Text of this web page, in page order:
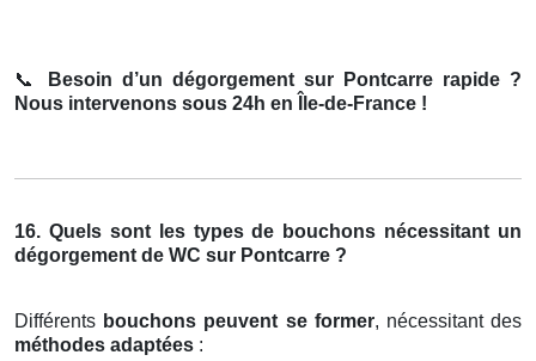
📞
Besoin d’un dégorgement sur Pontcarre rapide ?
Nous intervenons sous 24h en Île-de-France !
16. Quels sont les types de bouchons nécessitant un
dégorgement de WC sur Pontcarre ?
Différents bouchons peuvent se former, nécessitant des
méthodes adaptées :